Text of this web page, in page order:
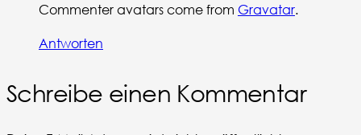
Commenter avatars come from Gravatar.
Antworten
Schreibe einen Kommentar